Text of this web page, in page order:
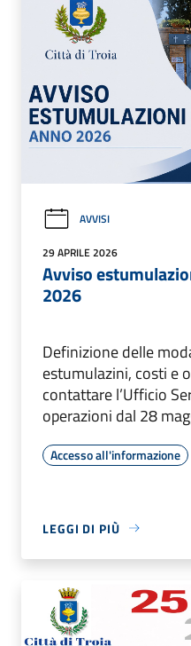
AVVISI
29 APRILE 2026
Avviso
2026
Definizione delle
estumulazini, costi e
contattare l’Ufficio
operazioni dal 28
Accesso all'informazione
LEGGI DI PIÙ